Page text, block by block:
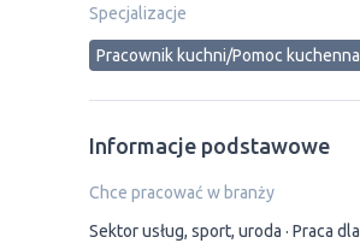
Specjalizacje
Pracownik kuchni/Pomoc kuchenna
Informacje podstawowe
Chce pracować w branży
Sektor usług, sport, uroda
Praca dla